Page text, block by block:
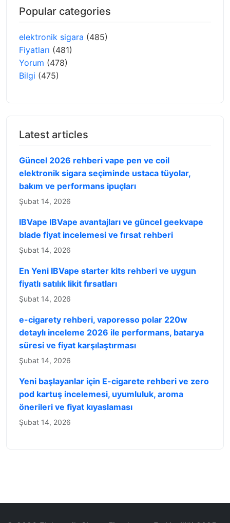
Popular categories
elektronik sigara (485)
Fiyatları (481)
Yorum (478)
Bilgi (475)
Latest articles
Güncel 2026 rehberi vape pen ve coil
elektronik sigara seçiminde ustaca tüyolar,
bakım ve performans ipuçları
Şubat 14, 2026
IBVape IBVape avantajları ve güncel geekvape
blade fiyat incelemesi ve fırsat rehberi
Şubat 14, 2026
En Yeni IBVape starter kits rehberi ve uygun
fiyatlı satılık likit fırsatları
Şubat 14, 2026
e-cigarety rehberi, vaporesso polar 220w
detaylı inceleme 2026 ile performans, batarya
süresi ve fiyat karşılaştırması
Şubat 14, 2026
Yeni başlayanlar için E-cigarete rehberi ve zero
pod kartuş incelemesi, uyumluluk, aroma
önerileri ve fiyat kıyaslaması
Şubat 14, 2026